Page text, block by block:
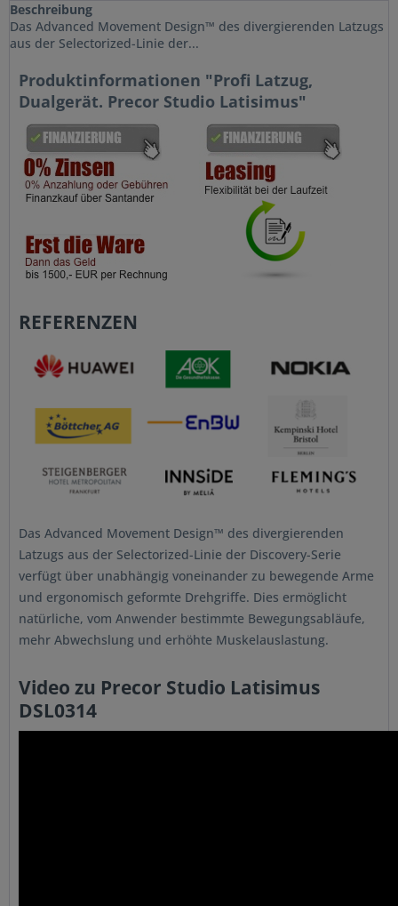
Beschreibung
Das Advanced Movement Design™ des divergierenden Latzugs
aus der Selectorized-Linie der...
Produktinformationen "Profi Latzug,
Dualgerät. Precor Studio Latisimus"
REFERENZEN
Das Advanced Movement Design™ des divergierenden
Latzugs aus der Selectorized-Linie der Discovery-Serie
verfügt über unabhängig voneinander zu bewegende Arme
und ergonomisch geformte Drehgriffe. Dies ermöglicht
natürliche, vom Anwender bestimmte Bewegungsabläufe,
mehr Abwechslung und erhöhte Muskelauslastung.
Video zu Precor Studio Latisimus
DSL0314